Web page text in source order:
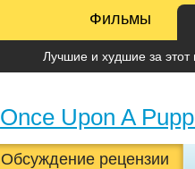
Фильмы
Лучшие и худшие за этот
Once Upon A
Обсуждение рецензии